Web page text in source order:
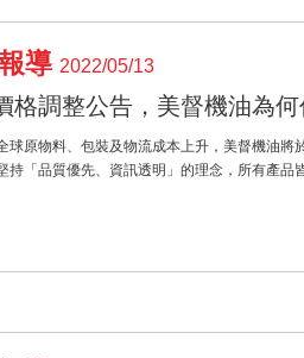
導2022/05/13
格調整公告，美督機油為
球原物料、包裝及物流成本上升，美督機油將
持「品質優先、資訊透明」的理念，所有產品